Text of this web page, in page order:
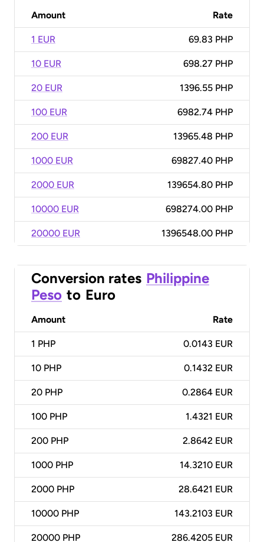
Amount Rate
1 EUR 69.83 PHP
10 EUR 698.27 PHP
20 EUR 1396.55 PHP
100 EUR 6982.74 PHP
200 EUR 13965.48 PHP
1000 EUR 69827.40 PHP
2000 EUR 139654.80 PHP
10000 EUR 698274.00 PHP
20000 EUR 1396548.00 PHP
Conversion rates Philippine
Peso to Euro
Amount Rate
1 PHP 0.0143 EUR
10 PHP 0.1432 EUR
20 PHP 0.2864 EUR
100 PHP 1.4321 EUR
200 PHP 2.8642 EUR
1000 PHP 14.3210 EUR
2000 PHP 28.6421 EUR
10000 PHP 143.2103 EUR
20000 PHP 286.4205 EUR